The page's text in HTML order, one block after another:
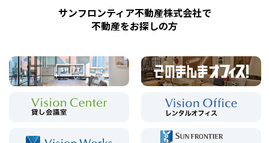
サンフロンティア不動産株式会社で
不動産をお探しの方